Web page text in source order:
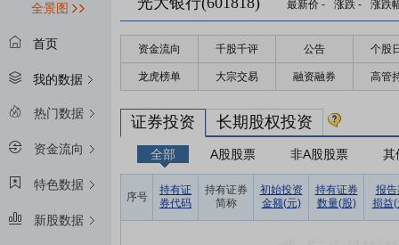
全景图
首页
我的数据
热门数据
资金流向
特色数据
新股数据
最新价 - 涨跌 - 涨跌
资金流向 千股千评 公告 个股
龙虎榜单 大宗交易 融资融券 高管
证券投资 长期股权投资
全部 A股股票 非A股股票 其
序号
持有证
券代码
持有证券
简称
初始投资
金额(元)
持有证券
数量(股)
报告
损益(